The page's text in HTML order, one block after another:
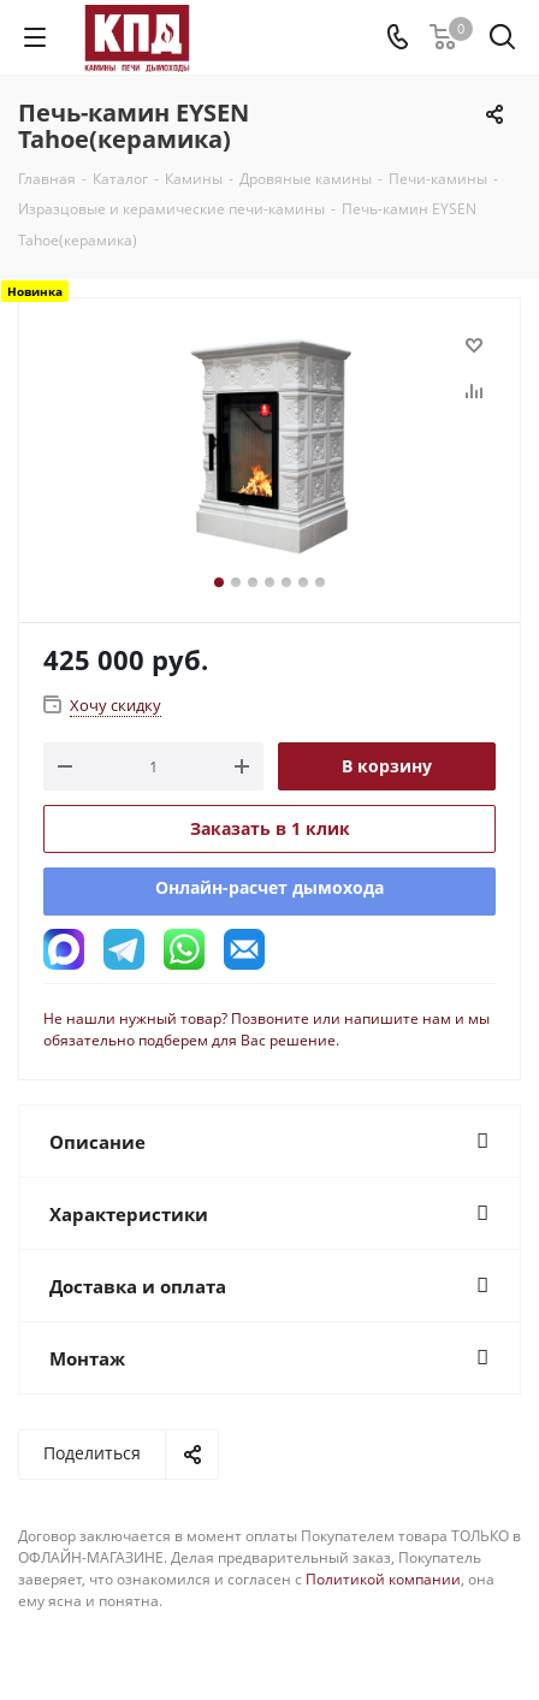
0
Печь-камин EYSEN
Tahoe(керамика)
Главная - Каталог - Камины - Дровяные камины - Печи-камины -
Изразцовые и керамические печи-камины - Печь-камин EYSEN
Tahoe(керамика)
Новинка
425 000 руб.
Хочу скидку
В корзину
Заказать в 1 клик
Онлайн-расчет дымохода
Не нашли нужный товар? Позвоните или напишите нам и мы
обязательно подберем для Вас решение.
Описание
Характеристики
Доставка и оплата
Монтаж
Поделиться
Договор заключается в момент оплаты Покупателем товара ТОЛЬКО в
ОФЛАЙН-МАГАЗИНЕ. Делая предварительный заказ, Покупатель
заверяет, что ознакомился и согласен с Политикой компании, она
ему ясна и понятна.